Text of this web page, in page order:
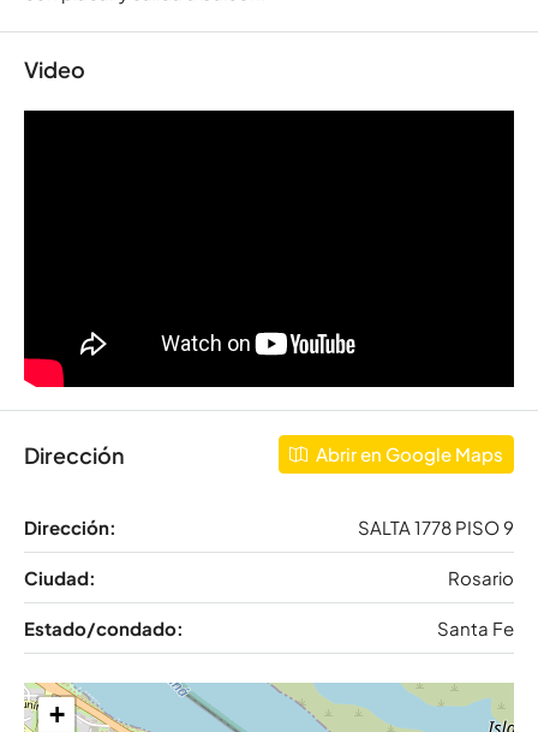
Video
Dirección Abrir en Google Maps
Dirección: SALTA 1778 PISO 9
Ciudad: Rosario
Estado/condado: Santa Fe
+